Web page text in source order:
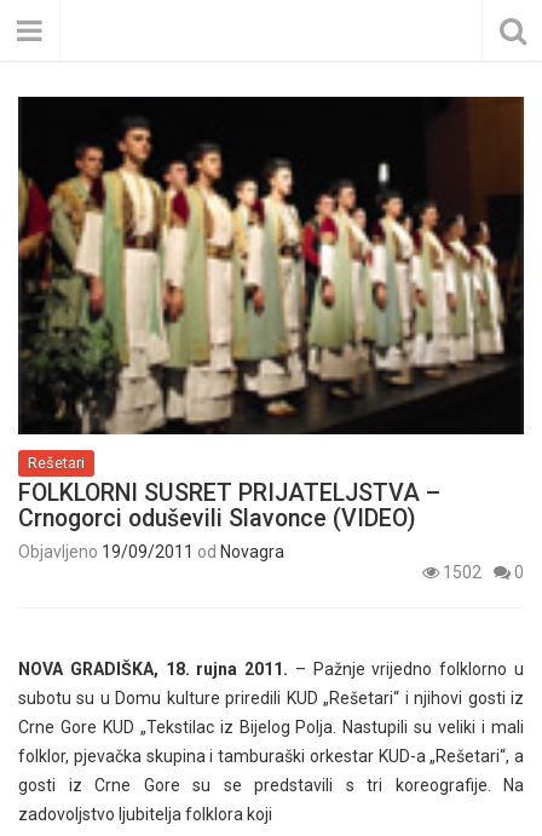
Rešetari
FOLKLORNI SUSRET PRIJATELJSTVA –
Crnogorci oduševili Slavonce (VIDEO)
Objavljeno 19/09/2011 od Novagra
1502
0
NOVA GRADIŠKA, 18. rujna 2011. – Pažnje vrijedno folklorno u
subotu su u Domu kulture priredili KUD „Rešetari“ i njihovi gosti iz
Crne Gore KUD „Tekstilac iz Bijelog Polja. Nastupili su veliki i mali
folklor, pjevačka skupina i tamburaški orkestar KUD-a „Rešetari“, a
gosti iz Crne Gore su se predstavili s tri koreografije. Na
zadovoljstvo ljubitelja folklora koji